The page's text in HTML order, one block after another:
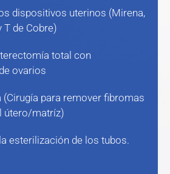
dispositivos uterinos (Mirena,
T de Cobre)
total con
ovarios
para remover fibromas
útero/matríz)
esterilización de los tubos.